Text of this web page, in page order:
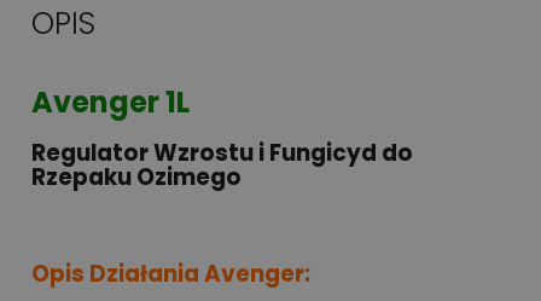
OPIS
Avenger 1L
Regulator Wzrostu i Fungicyd do
Rzepaku Ozimego
Opis Działania Avenger: